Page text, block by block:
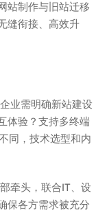
站制作与旧站迁移
缝衔接、高效升
业需明确新站建设
体验？支持多终端
同，技术选型和内
牵头，联合IT、设
保各方需求被充分